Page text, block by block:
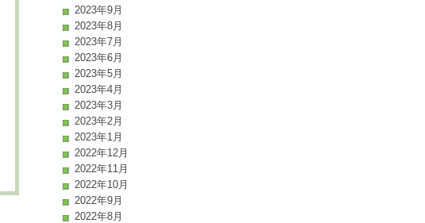
2023年9月
2023年8月
2023年7月
2023年6月
2023年5月
2023年4月
2023年3月
2023年2月
2023年1月
2022年12月
2022年11月
2022年10月
2022年9月
2022年8月